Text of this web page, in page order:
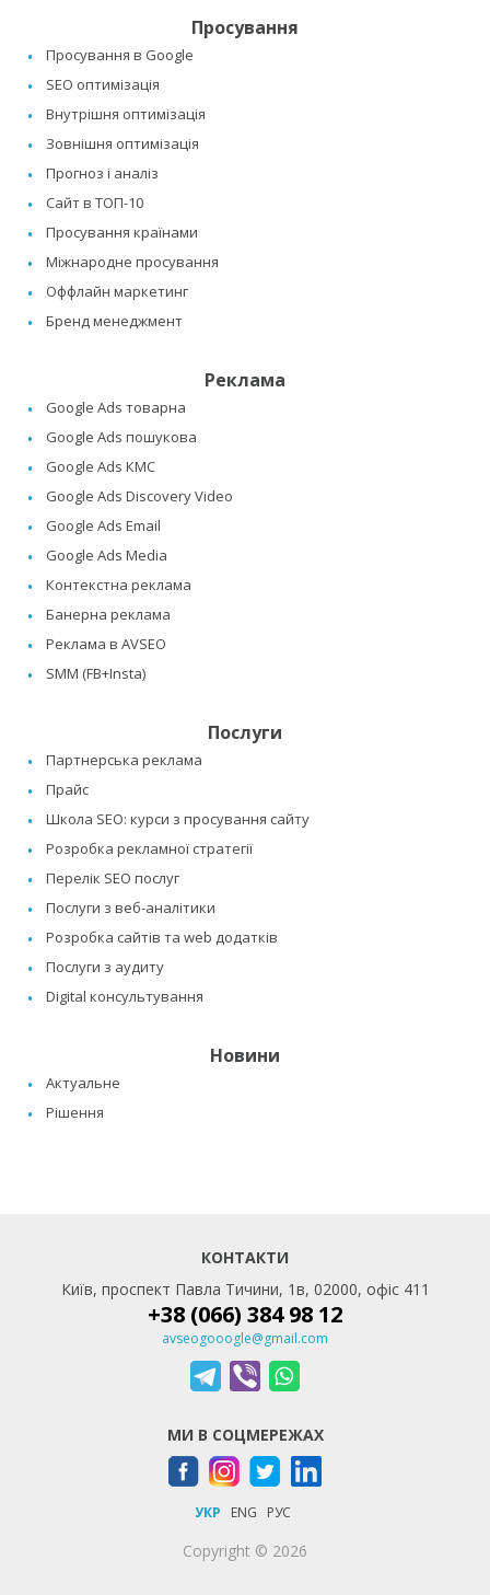
Просування
Просування в Google
SEO оптимізація
Внутрішня оптимізація
Зовнішня оптимізація
Прогноз і аналіз
Сайт в ТОП-10
Просування країнами
Міжнародне просування
Оффлайн маркетинг
Бренд менеджмент
Реклама
Google Ads товарна
Google Ads пошукова
Google Ads КМС
Google Ads Discovery Video
Google Ads Email
Google Ads Media
Контекстна реклама
Банерна реклама
Реклама в AVSEO
SMM (FB+Insta)
Послуги
Партнерська реклама
Прайс
Школа SEO: курси з просування сайту
Розробка рекламної стратегії
Перелік SEO послуг
Послуги з веб-аналітики
Розробка сайтів та web додатків
Послуги з аудиту
Digital консультування
Новини
Актуальне
Рішення
КОНТАКТИ
Київ, проспект Павла Тичини, 1в, 02000, офіс 411
+38 (066) 384 98 12
avseogooogle@gmail.com
МИ В СОЦМЕРЕЖАХ
УКР ENG РУС
Copyright © 2026